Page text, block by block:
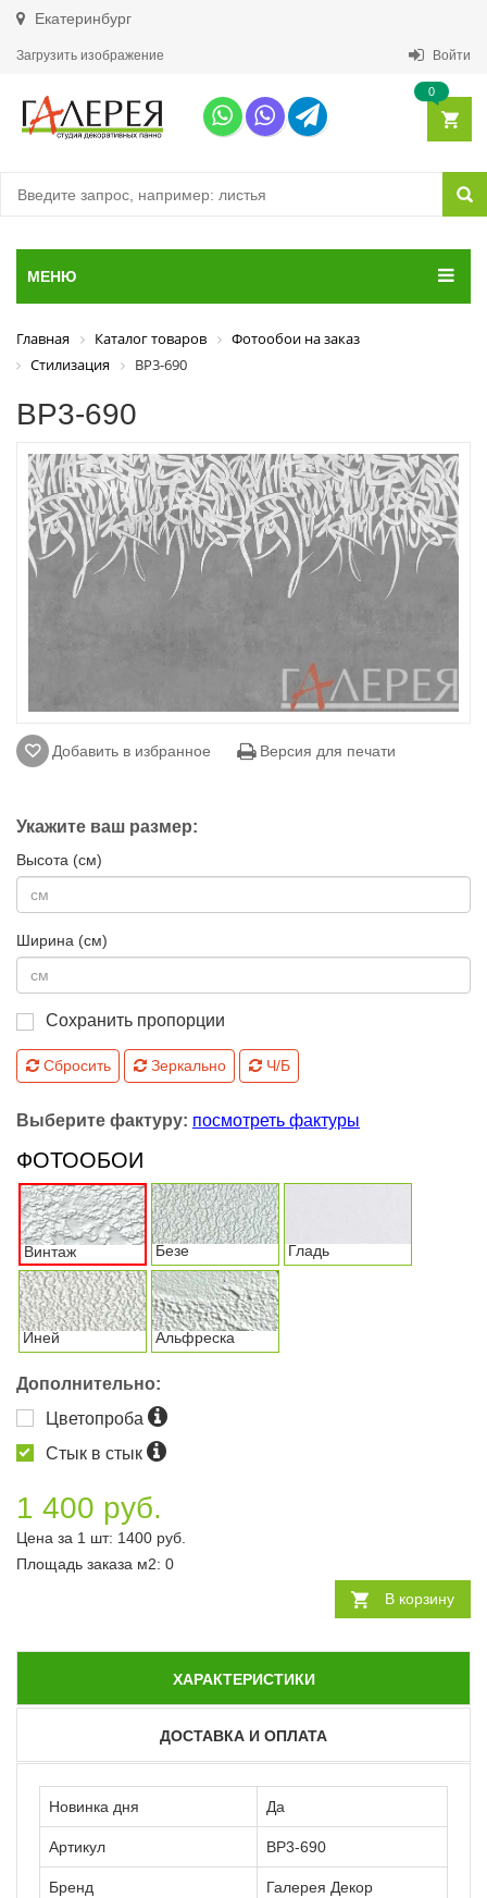
Екатеринбург
Загрузить изображение Войти
0
МЕНЮ
Главная Каталог товаров
Фотообои на заказ
Стилизация
ВР3-690
ВР3-690
Добавить в избранное Версия для печати
Укажите ваш размер:
Высота (см)
Ширина (см)
Сохранить пропорции
Сбросить Зеркально Ч/Б
Выберите фактуру: посмотреть фактуры
ФОТООБОИ
Винтаж Безе Гладь
Иней Альфреска
Дополнительно:
Цветопроба
Стык в стык
1 400 руб.
Цена за 1 шт: 1400 руб.
Площадь заказа м2: 0
В корзину
ХАРАКТЕРИСТИКИ
ДОСТАВКА И ОПЛАТА
Новинка дня Да
Артикул ВР3-690
Бренд Галерея Декор